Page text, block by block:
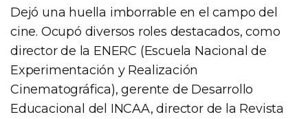
Dejó una huella imborrable en el campo del
cine. Ocupó diversos roles destacados, como
director de la ENERC (Escuela Nacional de
Experimentación y Realización
Cinematográfica), gerente de Desarrollo
Educacional del INCAA, director de la Revista